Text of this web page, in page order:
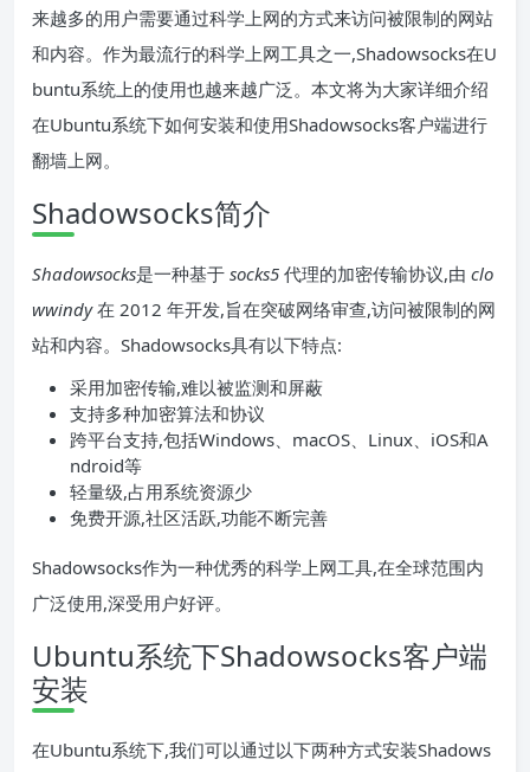
来越多的用户需要通过科学上网的方式来访问被限制的网站
和内容。作为最流行的科学上网工具之一,Shadowsocks在U
buntu系统上的使用也越来越广泛。本文将为大家详细介绍
在Ubuntu系统下如何安装和使用Shadowsocks客户端进行
翻墙上网。
Shadowsocks简介
Shadowsocks是一种基于 socks5 代理的加密传输协议,由 clo
wwindy在 2012 年开发,旨在突破网络审查,访问被限制的网
站和内容。Shadowsocks具有以下特点:
采用加密传输,难以被监测和屏蔽
支持多种加密算法和协议
跨平台支持,包括Windows、macOS、Linux、iOS和A
ndroid等
轻量级,占用系统资源少
免费开源,社区活跃,功能不断完善
Shadowsocks作为一种优秀的科学上网工具,在全球范围内
广泛使用,深受用户好评。
Ubuntu系统下Shadowsocks客户端
安装
在Ubuntu系统下,我们可以通过以下两种方式安装Shadows